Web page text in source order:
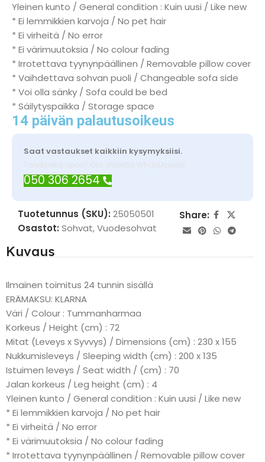
Yleinen kunto / General condition : Kuin uusi / Like new
* Ei lemmikkien karvoja / No pet hair
* Ei virheitä / No error
* Ei värimuutoksia / No colour fading
* Irrotettava tyynynpäällinen / Removable pillow cover
* Vaihdettava sohvan puoli / Changeable sofa side
* Voi olla sänky / Sofa could be bed
* Säilytyspaikka / Storage space
14 päivän palautusoikeus
Saat vastaukset kaikkiin kysymyksiisi.
Tarvitsetko apua? Ota yhteyttä WhatsAppilla
050 306 2654
Tuotetunnus (SKU): 25050501
Osastot: Sohvat,Vuodesohvat
Share:
Kuvaus
Ilmainen toimitus 24 tunnin sisällä
ERÄMAKSU: KLARNA
Väri / Colour : Tummanharmaa
Korkeus / Height (cm) : 72
Mitat (Leveys x Syvvys) / Dimensions (cm) : 230 x 155
Nukkumisleveys / Sleeping width (cm) : 200 x 135
Istuimen leveys / Seat width / (cm) : 70
Jalan korkeus / Leg height (cm) : 4
Yleinen kunto / General condition : Kuin uusi / Like new
* Ei lemmikkien karvoja / No pet hair
* Ei virheitä / No error
* Ei värimuutoksia / No colour fading
* Irrotettava tyynynpäällinen / Removable pillow cover